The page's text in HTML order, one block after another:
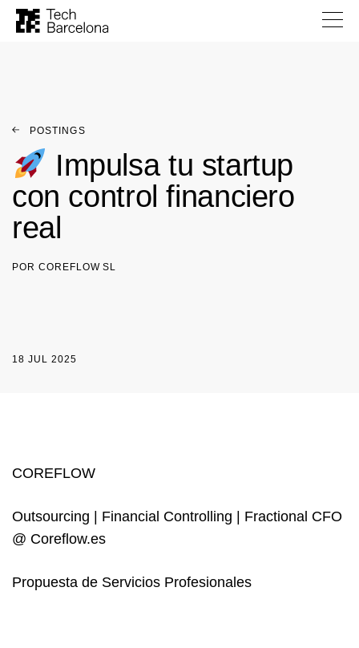
POSTINGS
Impulsa tu startup
con control financiero
real
POR COREFLOW SL
18 JUL 2025
COREFLOW
Outsourcing | Financial Controlling | Fractional CFO
@ Coreflow.es
Propuesta de Servicios Profesionales